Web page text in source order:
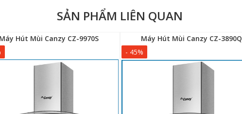
SẢN PHẨM LIÊN QUAN
Máy Hút Mùi Canzy CZ-9970S
Máy Hút Mùi Canzy CZ-3890Q
- 45%